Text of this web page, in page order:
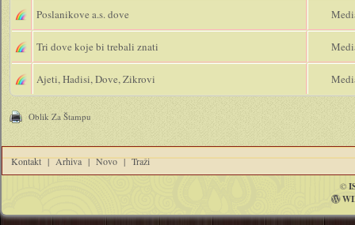
Poslanikove a.s. dove
Tri dove koje bi trebali znati
Ajeti, Hadisi, Dove, Zikrovi
Oblik Za Štampu
Kontakt | Arhiva | Novo | Traži
©